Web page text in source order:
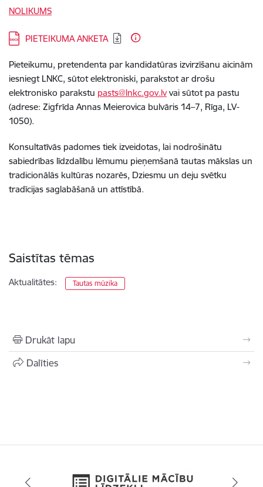
NOLIKUMS
Lejupielādēt:
PIETEIKUMA ANKETA
Pieteikumu, pretendenta par kandidatūras izvirzīšanu aicinām
iesniegt LNKC, sūtot elektroniski, parakstot ar drošu
elektronisko parakstu pasts@lnkc.gov.lvvai sūtot pa pastu
(adrese: Zigfrīda Annas Meierovica bulvāris 14–7, Rīga, LV-
1050).
Konsultatīvās padomes tiek izveidotas, lai nodrošinātu
sabiedrības līdzdalību lēmumu pieņemšanā tautas mākslas un
tradicionālās kultūras nozarēs, Dziesmu un deju svētku
tradīcijas saglabāšanā un attīstībā.
Saistītas tēmas
Aktualitātes: Tautas mūzika
Drukāt lapu
Dalīties